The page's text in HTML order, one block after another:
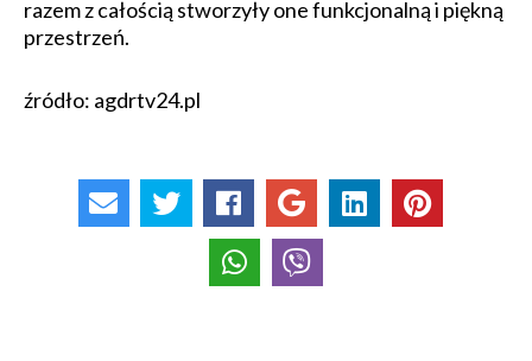
razem z całością stworzyły one funkcjonalną i piękną
przestrzeń.
źródło: agdrtv24.pl